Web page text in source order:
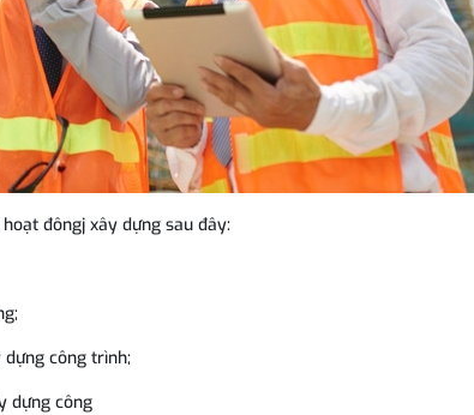
đôngj xây dựng sau đây:
công trình;
dựng công